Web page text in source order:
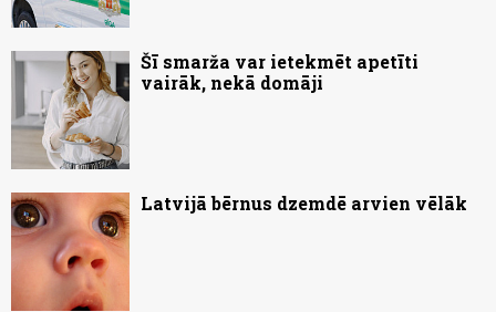
Šī smarža var ietekmēt apetīti
vairāk, nekā domāji
Latvijā bērnus dzemdē arvien vēlāk